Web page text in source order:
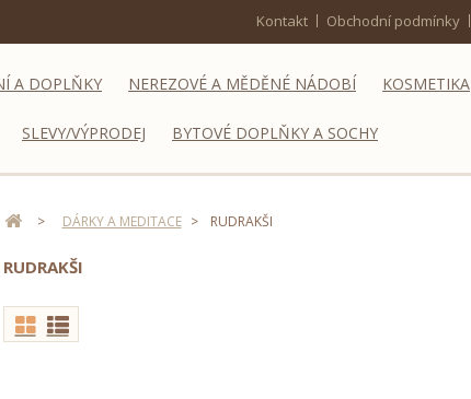
Kontakt Obchodní podmínky
A DOPLŇKY NEREZOVÉ A MĚDĚNÉ NÁDOBÍ KOSMETIKA
SLEVY/VÝPRODEJ BYTOVÉ DOPLŇKY A SOCHY
> DÁRKY A MEDITACE > RUDRAKŠI
RUDRAKŠI